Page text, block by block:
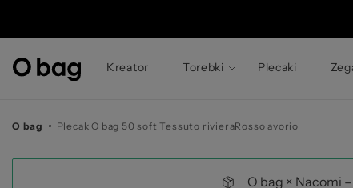
Kreator Torebki Plecaki
O bag Plecak O bag 50 soft Tessuto rivieraRosso avorio
O bag × Nacomi